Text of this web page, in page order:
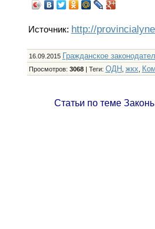
Источник: http://
16.09.2015 Гражданское
Просмотров: 3068| Теги: ОДН жкх
Статьи по теме